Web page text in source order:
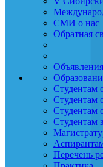
СМИ о нас
Обратная
Объявления
Студентам
Студентам
Студентам
Студентам
Перечень